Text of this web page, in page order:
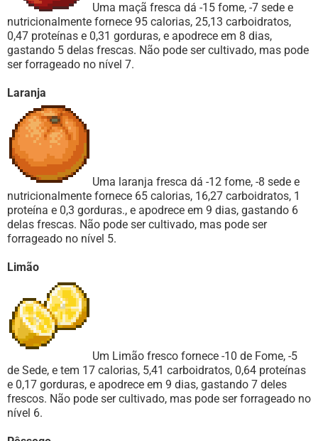
Uma maçã fresca dá -15 fome, -7 sede e
nutricionalmente fornece 95 calorias, 25,13 carboidratos,
0,47 proteínas e 0,31 gorduras, e apodrece em 8 dias,
gastando 5 delas frescas. Não pode ser cultivado, mas pode
ser forrageado no nível 7.
Laranja
Uma laranja fresca dá -12 fome, -8 sede e
nutricionalmente fornece 65 calorias, 16,27 carboidratos, 1
proteína e 0,3 gorduras., e apodrece em 9 dias, gastando 6
delas frescas. Não pode ser cultivado, mas pode ser
forrageado no nível 5.
Limão
Um Limão fresco fornece -10 de Fome, -5
de Sede, e tem 17 calorias, 5,41 carboidratos, 0,64 proteínas
e 0,17 gorduras, e apodrece em 9 dias, gastando 7 deles
frescos. Não pode ser cultivado, mas pode ser forrageado no
nível 6.